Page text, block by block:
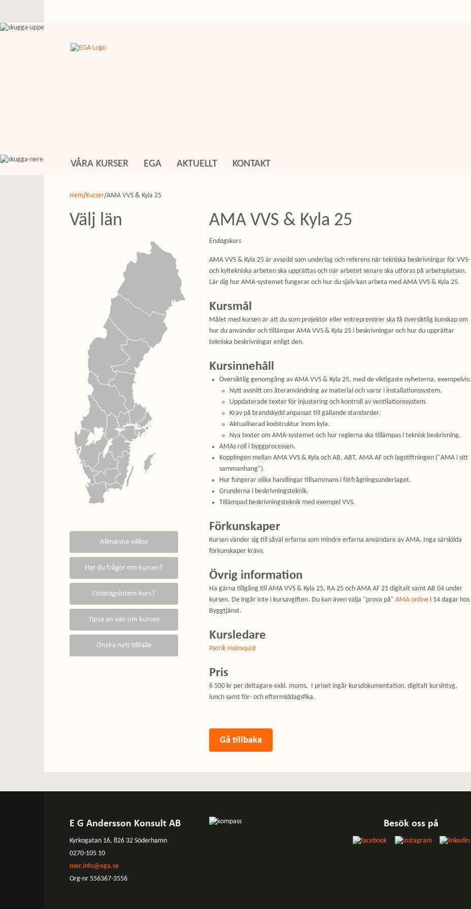
VÅRA KURSER EGA AKTUELLT KONTAKT
Hem/Kurser/AMA VVS & Kyla 25
Välj län AMA VVS & Kyla 25
Endagskurs
AMA VVS & Kyla 25 är avsedd som underlag och referens när tekniska beskrivningar för VVS-
och kyltekniska arbeten ska upprättas och när arbetet senare ska utföras på arbetsplatsen.
Lär dig hur AMA-systemet fungerar och hur du själv kan arbeta med AMA VVS & Kyla 25.
Kursmål
Målet med kursen är att du som projektör eller entreprenörer ska få översiktlig kunskap om
hur du använder och tillämpar AMA VVS & Kyla 25 i beskrivningar och hur du upprättar
tekniska beskrivningar enligt den.
Kursinnehåll
Översiktlig genomgång av AMA VVS & Kyla 25, med de viktigaste nyheterna, exempelvis:
Nytt avsnitt om återanvändning av material och varor i installationssystem.
Uppdaterade texter för injustering och kontroll av ventilationssystem.
Krav på brandskydd anpassat till gällande standarder.
Aktualiserad kodstruktur inom kyla.
Nya texter om AMA-systemet och hur reglerna ska tillämpas i teknisk beskrivning.
AMAs roll i byggprocessen.
Kopplingen mellan AMA VVS & Kyla och AB, ABT, AMA AF och lagstiftningen ("AMA i sitt
sammanhang").
Hur fungerar olika handlingar tillsammans i förfrågningsunderlaget.
Grunderna i beskrivningsteknik.
Tillämpad beskrivningsteknik med exempel VVS.
Förkunskaper
Kursen vänder sig till såväl erfarna som mindre erfarna användare av AMA. Inga särskilda
förkunskaper krävs.
Övrig information
Ha gärna tillgång till AMA VVS & Kyla 25, RA 25 och AMA AF 21 digitalt samt AB 04 under
kursen. De ingår inte i kursavgiften. Du kan även välja "prova på" AMA online i 14 dagar hos
Byggtjänst.
Kursledare
Patrik Holmquist
Pris
6 500 kr per deltagare exkl. moms. I priset ingår kursdokumentation, digitalt kursintyg,
lunch samt för- och eftermiddagsfika.
E G Andersson Konsult AB
Kyrkogatan 16, 826 32 Söderhamn
0270-105 10
mer.info@ega.se
Org-nr 556367-3556
Besök oss på